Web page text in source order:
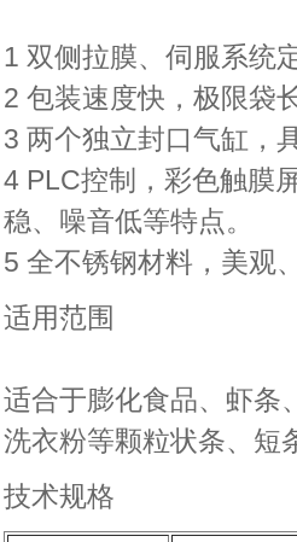
1 双侧拉膜、伺服系统
2 包装速度快，极限袋
3 两个独立封口气缸，
4 PLC控制，彩色触膜
稳、噪音低等特点。
5 全不锈钢材料，美观
适用范围
适合于膨化食品、虾条
洗衣粉等颗粒状条、短
技术规格